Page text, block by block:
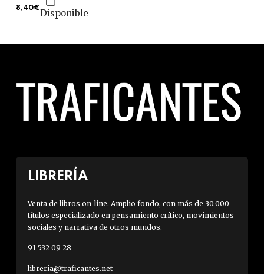
8,40€Disponible
LIBRERÍA
Venta de libros on-line. Amplio fondo, con más de 30.000
títulos especializado en pensamiento crítico, movimientos
sociales y narrativa de otros mundos.
91 532 09 28
libreria@traficantes.net